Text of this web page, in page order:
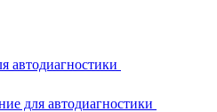
автодиагностики
для автодиагностики